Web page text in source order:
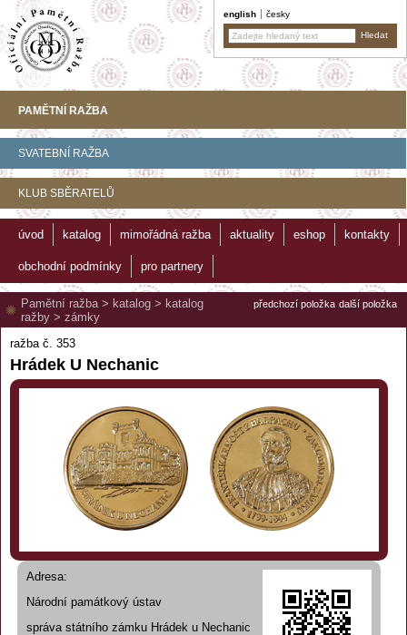
english česky
PAMĚTNÍ RAŽBA
SVATEBNÍ RAŽBA
KLUB SBĚRATELŮ
úvod katalog mimořádná ražba aktuality eshop kontakty
obchodní podmínky pro partnery
předchozí položka další položka
Pamětní ražba> katalog > katalog
ražby > zámky
ražba č. 353
Hrádek U Nechanic
Adresa:
Národní památkový ústav
správa státního zámku Hrádek u Nechanic